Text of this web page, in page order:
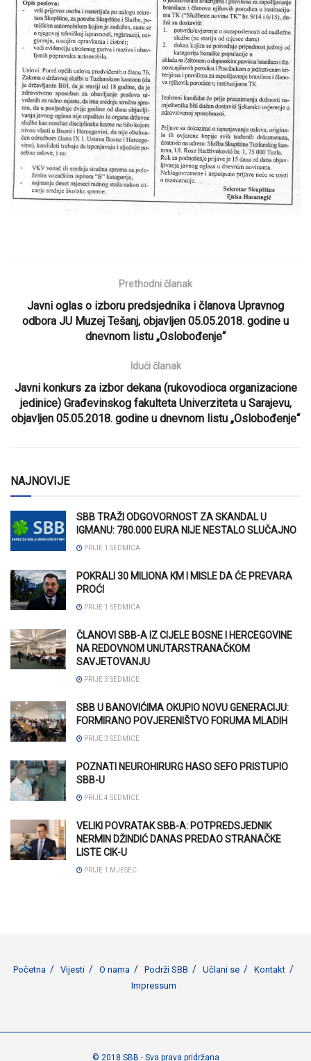
Prethodni članak
Javni oglas o izboru predsjednika i članova Upravnog
odbora JU Muzej Tešanj, objavljen 05.05.2018. godine u
dnevnom listu „Oslobođenje“
Idući članak
Javni konkurs za izbor dekana (rukovodioca organizacione
jedinice) Građevinskog fakulteta Univerziteta u Sarajevu,
objavljen 05.05.2018. godine u dnevnom listu „Oslobođenje“
NAJNOVIJE
SBB TRAŽI ODGOVORNOST ZA SKANDAL U
IGMANU: 780.000 EURA NIJE NESTALO SLUČAJNO
PRIJE 1 SEDMICA
POKRALI 30 MILIONA KM I MISLE DA ĆE PREVARA
PROĆI
PRIJE 1 SEDMICA
ČLANOVI SBB-A IZ CIJELE BOSNE I HERCEGOVINE
NA REDOVNOM UNUTARSTRANAČKOM
SAVJETOVANJU
PRIJE 3 SEDMICE
SBB U BANOVIĆIMA OKUPIO NOVU GENERACIJU:
FORMIRANO POVJERENIŠTVO FORUMA MLADIH
PRIJE 3 SEDMICE
POZNATI NEUROHIRURG HASO SEFO PRISTUPIO
SBB-U
PRIJE 4 SEDMICE
VELIKI POVRATAK SBB-A: POTPREDSJEDNIK
NERMIN DŽINDIĆ DANAS PREDAO STRANAČKE
LISTE CIK-U
PRIJE 1 MJESEC
Početna Vijesti O nama Podrži SBB Učlani se
Kontakt
Impressum
© 2018 SBB - Sva prava pridržana